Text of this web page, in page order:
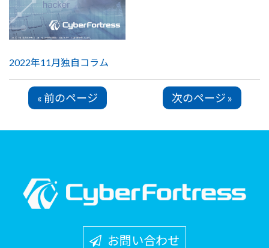
2022年11月独自コラム
« 前のページ 次のページ »
お問い合わせ